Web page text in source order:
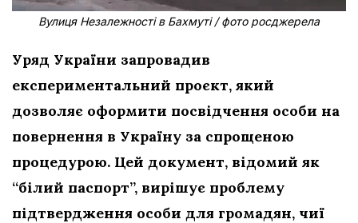
Вулиця Незалежності в Бахмуті / фото росджерела
Уряд України запровадив
експериментальний проєкт, який
дозволяє оформити посвідчення особи на
повернення в Україну за спрощеною
процедурою. Цей документ, відомий як
“білий паспорт”, вирішує проблему
підтвердження особи для громадян, чиї